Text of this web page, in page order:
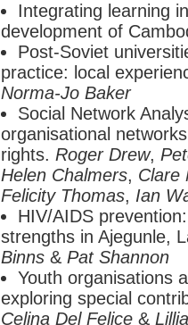
Integrating learning
development of
Post-Soviet
practice: local
Norma-Jo Baker
Social Network
organisational
rights. Roger Drew,
Helen Chalmers, Clare
Felicity Thomas, Ian
HIV/AIDS
strengths in Ajegunle,
Binns & Pat Shannon
Youth organisations
exploring special
Celina Del Felice &